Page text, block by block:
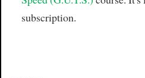
subscription.